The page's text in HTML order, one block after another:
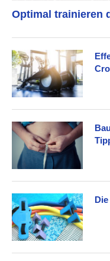
Optimal trainieren